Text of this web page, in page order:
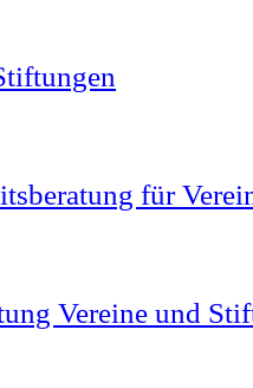
für
Vereine und